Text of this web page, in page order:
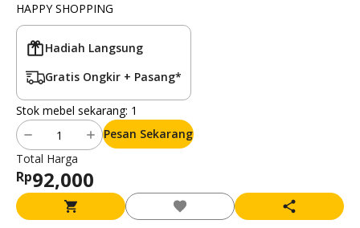
HAPPY SHOPPING
Hadiah Langsung
Gratis Ongkir + Pasang*
Stok mebel sekarang: 1
Pesan Sekarang
Total Harga
Rp92,000